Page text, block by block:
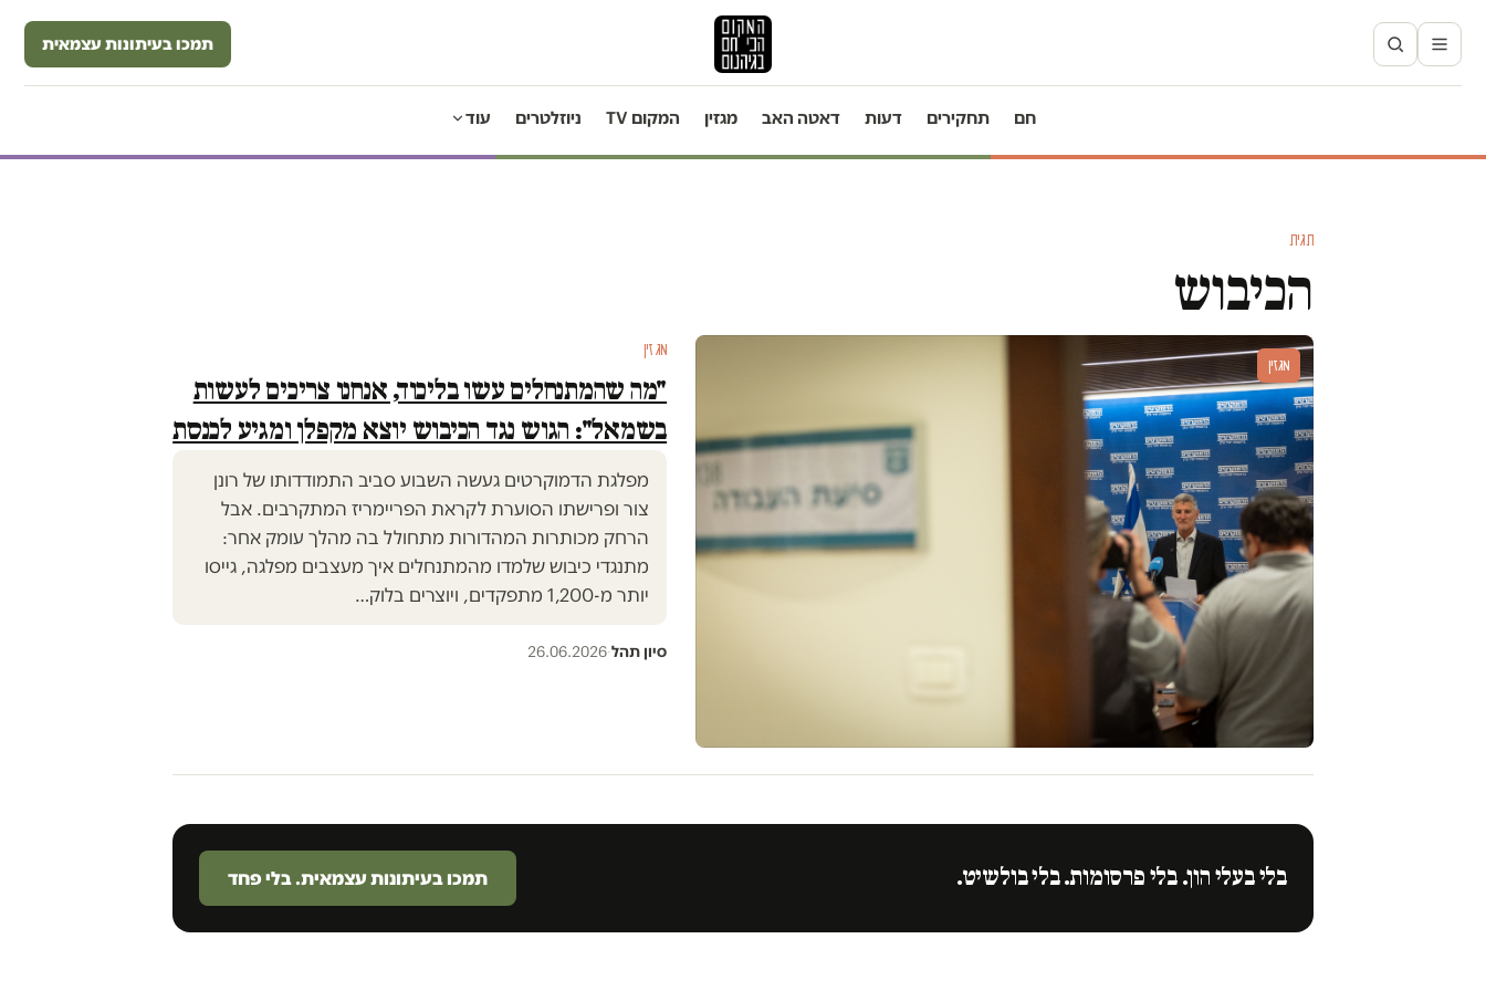
תמכו בעיתונות עצמאית
חם תחקירים דעות דאטה האב מגזין המקום TV ניוזלטרים עוד
תגית
הכיבוש
מגזין
מגזין
"מה שהמתנחלים עשו בליכוד, אנחנו צריכים לעשות
בשמאל": הגוש נגד הכיבוש יוצא מקפלן ומגיע לכנסת
מפלגת הדמוקרטים געשה השבוע סביב התמודדותו של רונן
צור ופרישתו הסוערת לקראת הפריימריז המתקרבים. אבל
הרחק מכותרות המהדורות מתחולל בה מהלך עומק אחר:
מתנגדי כיבוש שלמדו מהמתנחלים איך מעצבים מפלגה, גייסו
יותר מ-1,200 מתפקדים, ויוצרים בלוק…
סיון תהל·
26.06.2026
בלי בעלי הון. בלי פרסומות. בלי בולשיט. תמכו בעיתונות עצמאית. בלי פחד